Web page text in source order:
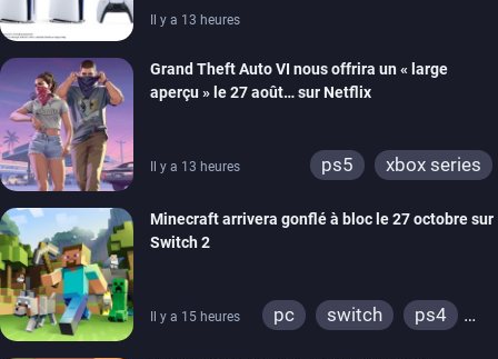
Il y a 13 heures
Grand Theft Auto VI nous offrira un « large
aperçu » le 27 août… sur Netflix
Il y a 13 heures ps5 xbox series
Minecraft arrivera gonflé à bloc le 27 octobre sur
Switch 2
Il y a 15 heures pc switch
ps4